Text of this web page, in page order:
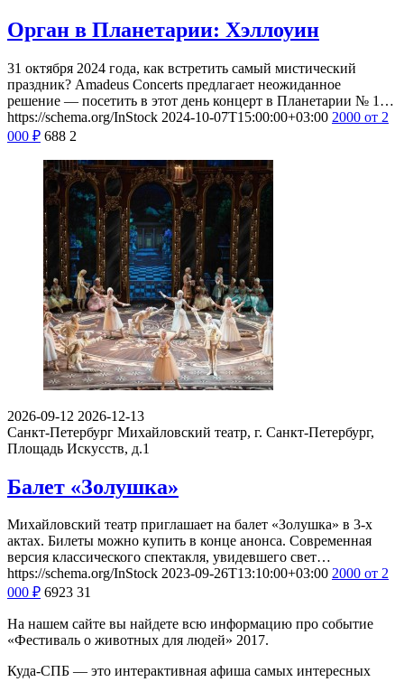
Орган в Планетарии: Хэллоуин
31 октября 2024 года, как встретить самый мистический
праздник? Amadeus Concerts предлагает неожиданное
решение — посетить в этот день концерт в Планетарии № 1…
https://schema.org/InStock 2024-10-07T15:00:00+03:00 2000 от 2
000 ₽ 688 2
2026-09-12 2026-12-13
Санкт-Петербург Михайловский театр, г. Санкт-Петербург,
Площадь Искусств, д.1
Балет «Золушка»
Михайловский театр приглашает на балет «Золушка» в 3-х
актах. Билеты можно купить в конце анонса. Современная
версия классического спектакля, увидевшего свет…
https://schema.org/InStock 2023-09-26T13:10:00+03:00 2000 от 2
000 ₽ 6923 31
На нашем сайте вы найдете всю информацию про событие
«Фестиваль о животных для людей» 2017.
Куда-СПБ — это интерактивная афиша самых интересных